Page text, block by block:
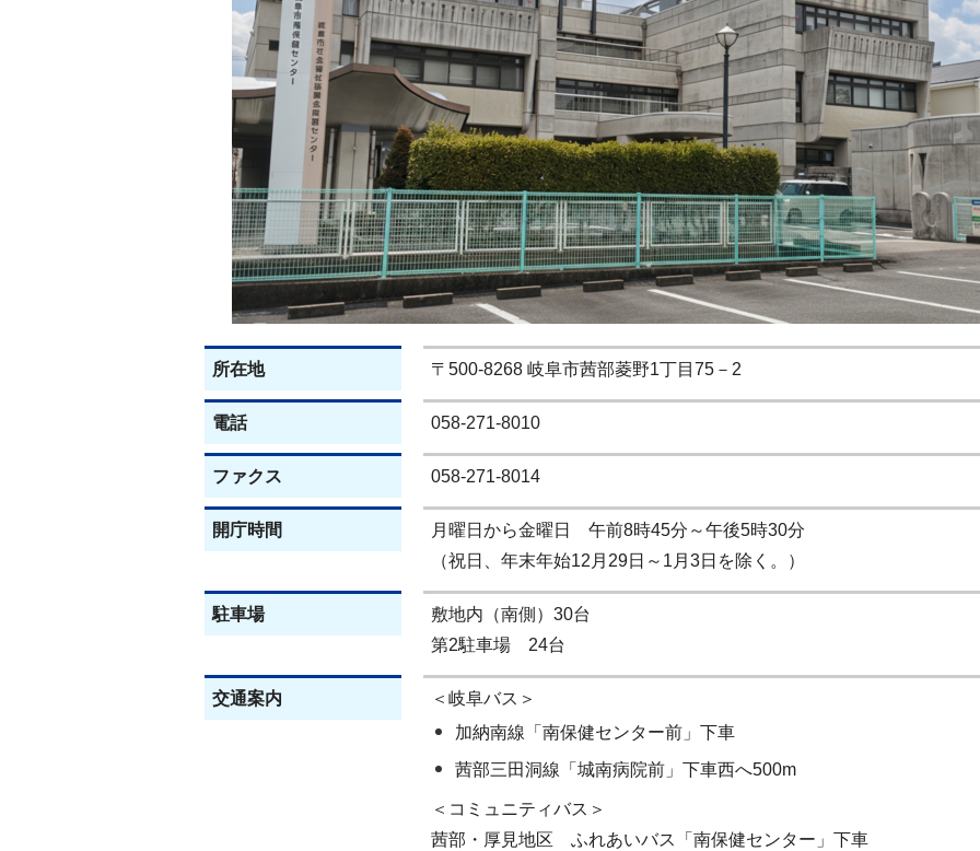
所在地 〒500-8268 岐阜市茜部菱野1丁目75－2
電話 058-271-8010
ファクス 058-271-8014
開庁時間
月曜日から金曜日 午前8時45分～午後5時30分
（祝日、年末年始12月29日～1月3日を除く。）
駐車場
敷地内（南側）30台
第2駐車場 24台
交通案内
＜岐阜バス＞
加納南線「南保健センター前」下車
茜部三田洞線「城南病院前」下車西へ500m
＜コミュニティバス＞
茜部・厚見地区 ふれあいバス「南保健センター」下車